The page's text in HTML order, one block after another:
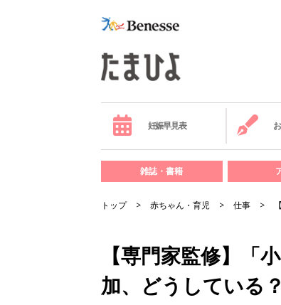
妊娠早見表
雑誌・書籍
トップ 赤ちゃん・育児 仕事
【専門家監修】「
加、どうしている？